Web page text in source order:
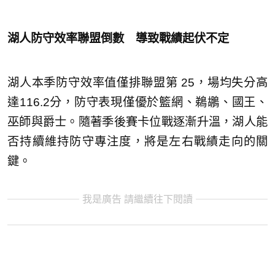
湖人防守效率聯盟倒數 導致戰績起伏不定
湖人本季防守效率值僅排聯盟第 25，場均失分高
達116.2分，防守表現僅優於籃網、鵜鶘、國王、
巫師與爵士。隨著季後賽卡位戰逐漸升溫，湖人能
否持續維持防守專注度，將是左右戰績走向的關
鍵。
我是廣告 請繼續往下閱讀